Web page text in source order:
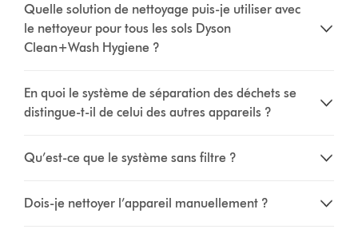
Quelle solution de nettoyage puis-je utiliser avec
le nettoyeur pour tous les sols Dyson
Clean+Wash Hygiene ?
En quoi le système de séparation des déchets se
distingue-t-il de celui des autres appareils ?
Qu’est-ce que le système sans filtre ?
Dois-je nettoyer l’appareil manuellement ?